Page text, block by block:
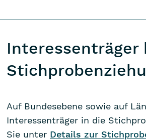
Auf Bundesebene sowie auf
Interessenträger in die
Sie unter Details zur